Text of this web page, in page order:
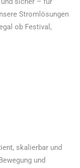
Stromlösungen
ob Festival,
skalierbar und
und